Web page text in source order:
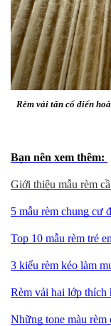
Rèm vải tân cổ điển
Bạn nên xem thêm:
Giới thiệu mẫu rèm
5 mẫu rèm chung cư
Top 10 mẫu rèm trẻ
3 kiểu rèm kéo làm
Rèm vải hai lớp thích
Những tone màu rèm